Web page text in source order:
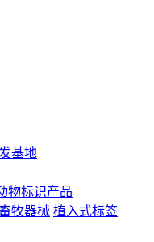
基地
物标识产品
畜牧器械 植入式标签